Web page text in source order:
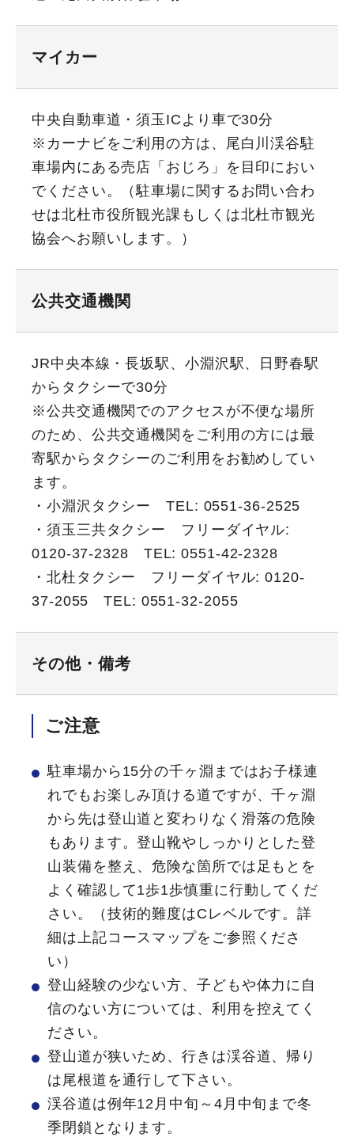
マイカー
中央自動車道・須玉ICより車で30分
※カーナビをご利用の方は、尾白川渓谷駐
車場内にある売店「おじろ」を目印におい
でください。（駐車場に関するお問い合わ
せは北杜市役所観光課もしくは北杜市観光
協会へお願いします。）
公共交通機関
JR中央本線・長坂駅、小淵沢駅、日野春駅
からタクシーで30分
※公共交通機関でのアクセスが不便な場所
のため、公共交通機関をご利用の方には最
寄駅からタクシーのご利用をお勧めしてい
ます。
・小淵沢タクシー TEL: 0551-36-2525
・須玉三共タクシー フリーダイヤル:
0120-37-2328 TEL: 0551-42-2328
・北杜タクシー フリーダイヤル: 0120-
37-2055 TEL: 0551-32-2055
その他・備考
ご注意
駐車場から15分の千ヶ淵まではお子様連
れでもお楽しみ頂ける道ですが、千ヶ淵
から先は登山道と変わりなく滑落の危険
もあります。登山靴やしっかりとした登
山装備を整え、危険な箇所では足もとを
よく確認して1歩1歩慎重に行動してくだ
さい。（技術的難度はCレベルです。詳
細は上記コースマップをご参照くださ
い）
登山経験の少ない方、子どもや体力に自
信のない方については、利用を控えてく
ださい。
登山道が狭いため、行きは渓谷道、帰り
は尾根道を通行して下さい。
渓谷道は例年12月中旬～4月中旬まで冬
季閉鎖となります。